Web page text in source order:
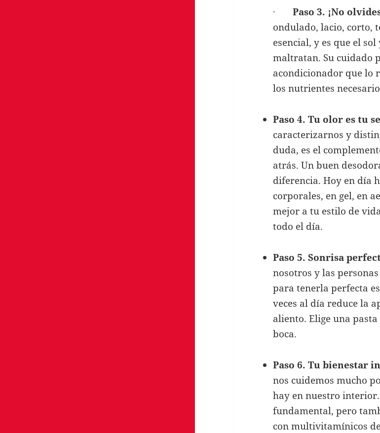
·Paso 3. ¡No
ondulado, lacio, corto,
esencial, y es que el
maltratan. Su cuidado
acondicionador que lo
los nutrientes
Paso 4. Tu olor es tu
caracterizarnos y
duda, es el
atrás. Un buen
diferencia. Hoy en día
corporales, en gel, en
mejor a tu estilo de
todo el día.
Paso 5. Sonrisa
nosotros y las
para tenerla perfecta
veces al día reduce la
aliento. Elige una
boca.
Paso 6. Tu bienestar
nos cuidemos mucho
hay en nuestro
fundamental, pero
con multivitamínicos